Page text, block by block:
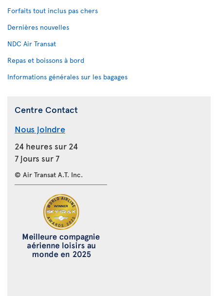
Forfaits tout inclus pas chers
Dernières nouvelles
NDC Air Transat
Repas et boissons à bord
Informations générales sur les bagages
Centre Contact
Nous joindre
24 heures sur 24
7 jours sur 7
© Air Transat A.T. Inc.